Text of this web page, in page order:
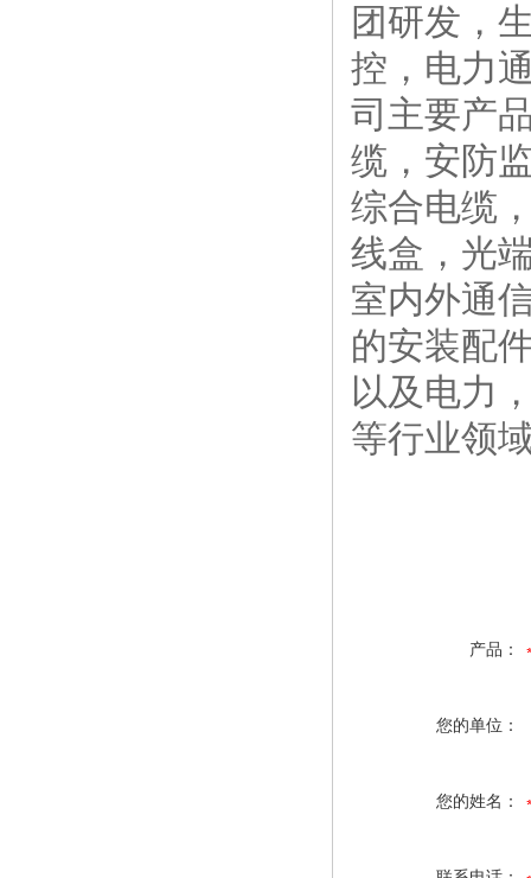
团研发，
控，电力
司主要产
缆，安防
综合电缆
线盒，光
室内外通
的安装配
以及电力
等行业领
产品：
您的单位：
您的姓名：